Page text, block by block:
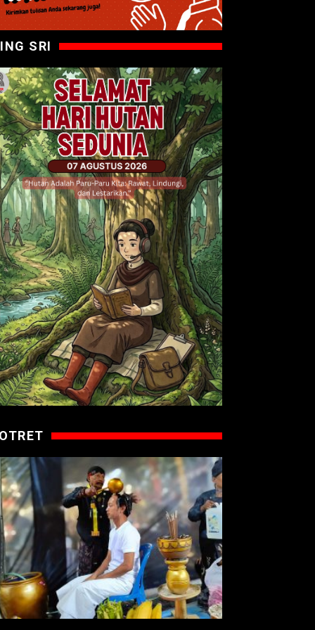
SRI